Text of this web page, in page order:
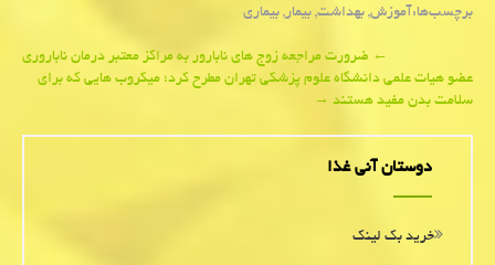
برچسب‌ها:آموزش,بهداشت,بیمار,بیماری
navigation
←ضرورت مراجعه زوج های نابارور به مراكز معتبر درمان ناباروری
عضو هیات علمی دانشگاه علوم پزشكی تهران مطرح كرد؛ میكروب هایی كه برای
سلامت بدن مفید هستند→
دوستان آنی غذا
خرید بک لینک